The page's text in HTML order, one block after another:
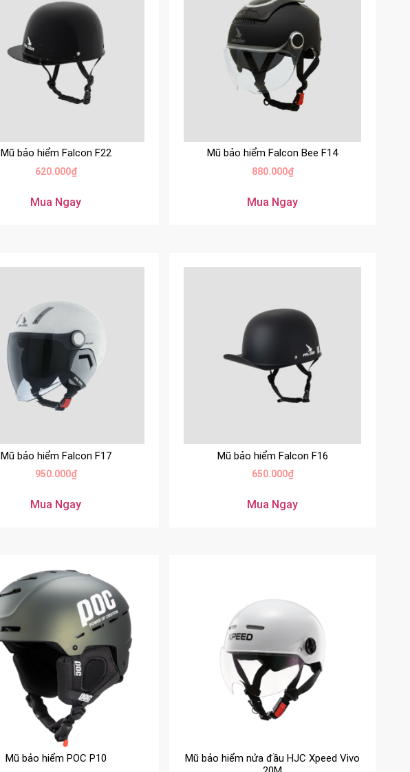
Mũ bảo hiểm Falcon F22
620.000₫
Mua Ngay
Mũ bảo hiểm Falcon Bee F14
880.000₫
Mua Ngay
Mũ bảo hiểm Falcon F17
950.000₫
Mua Ngay
Mũ bảo hiểm Falcon F16
650.000₫
Mua Ngay
Mũ bảo hiểm POC P10
Mũ bảo hiểm nửa đầu HJC Xpeed Vivo